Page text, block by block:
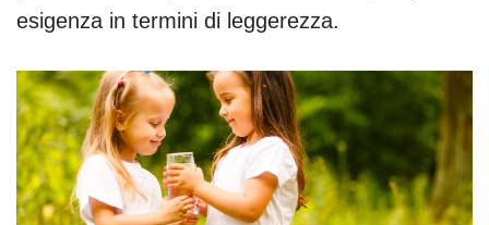
esigenza in termini di leggerezza.